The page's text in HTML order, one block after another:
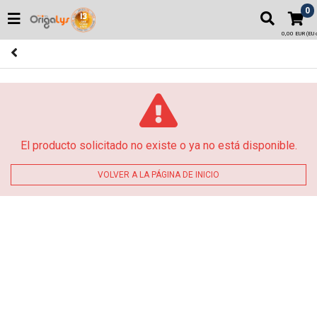
0
0,00 EUR (EU
El producto solicitado no existe o ya no está disponible.
VOLVER A LA PÁGINA DE INICIO